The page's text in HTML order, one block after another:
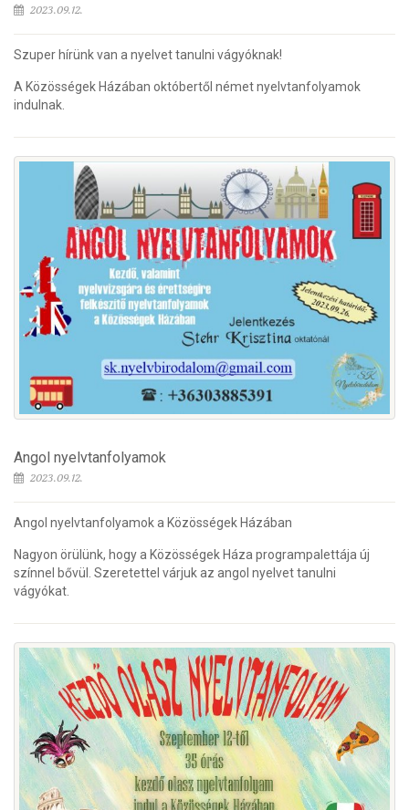
2023.09.12.
Szuper hírünk van a nyelvet tanulni vágyóknak!
A Közösségek Házában októbertől német nyelvtanfolyamok
indulnak.
Angol nyelvtanfolyamok
2023.09.12.
Angol nyelvtanfolyamok a Közösségek Házában
Nagyon örülünk, hogy a Közösségek Háza programpalettája új
színnel bővül. Szeretettel várjuk az angol nyelvet tanulni
vágyókat.